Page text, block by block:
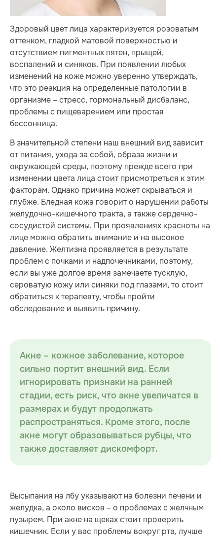
Здоровый цвет лица характеризуется розоватым
оттенком, гладкой матовой поверхностью и
отсутствием пигментных пятен, прыщей,
воспалений и синяков. При появлении любых
изменений на коже можно уверенно утверждать,
что это реакция на определенные патологии в
организме – стресс, гормональный дисбаланс,
проблемы с пищеварением или простая
бессонница.
В значительной степени наш внешний вид зависит
от питания, ухода за собой, образа жизни и
окружающей среды, поэтому прежде всего при
изменении цвета лица стоит присмотреться к этим
факторам. Однако причина может скрываться и
глубже. Бледная кожа говорит о нарушении работы
желудочно-кишечного тракта, а также сердечно-
сосудистой системы. При проявлениях красноты на
лице можно обратить внимание и на высокое
давление. Желтизна проявляется в результате
проблем с почками и надпочечниками, поэтому,
если вы уже долгое время замечаете тусклую,
сероватую кожу или синяки под глазами, то стоит
обратиться к терапевту, чтобы пройти
обследование и выявить причину.
Акне – кожное заболевание, которое
сильно портит внешний вид. Если
игнорировать признаки на ранней
стадии, есть риск, что акне увеличатся в
размерах и будут продолжать
распространяться. Кроме этого, после
акне могут образовываться рубцы, что
также доставляет дискомфорт.
Высыпания на лбу указывают на болезни печени и
желудка, а около висков – о проблемах с желчным
пузырем. При акне на щеках стоит проверить
кишечник. Если у вас проблемы вокруг рта, лучше